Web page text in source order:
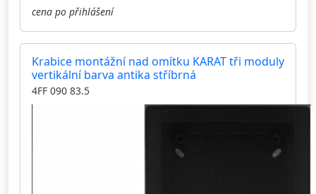
cena po přihlášení
Krabice montážní nad omítku KARAT tři moduly
vertikální barva antika stříbrná
4FF 090 83.5